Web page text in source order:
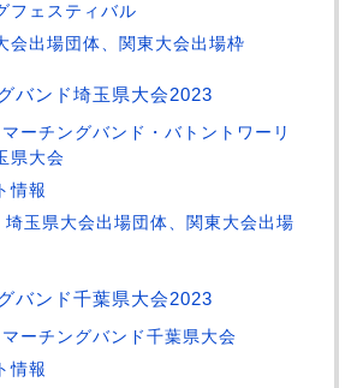
フェスティバル
会出場団体、関東大会出場枠
バンド埼玉県大会2023
ーチングバンド・バトントワーリ
県大会
情報
埼玉県大会出場団体、関東大会出場
バンド千葉県大会2023
ーチングバンド千葉県大会
情報